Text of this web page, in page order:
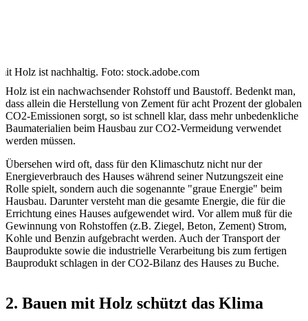
Holz ist nachhaltig. Foto: stock.adobe.com
Holz ist ein nachwachsender Rohstoff und Baustoff. Bedenkt man,
dass allein die Herstellung von Zement für acht Prozent der globalen
CO2-Emissionen sorgt, so ist schnell klar, dass mehr unbedenkliche
Baumaterialien beim Hausbau zur CO2-Vermeidung verwendet
werden müssen.
Übersehen wird oft, dass für den Klimaschutz nicht nur der
Energieverbrauch des Hauses während seiner Nutzungszeit eine
Rolle spielt, sondern auch die sogenannte "graue Energie" beim
Hausbau. Darunter versteht man die gesamte Energie, die für die
Errichtung eines Hauses aufgewendet wird. Vor allem muß für die
Gewinnung von Rohstoffen (z.B. Ziegel, Beton, Zement) Strom,
Kohle und Benzin aufgebracht werden. Auch der Transport der
Bauprodukte sowie die industrielle Verarbeitung bis zum fertigen
Bauprodukt schlagen in der CO2-Bilanz des Hauses zu Buche.
2. Bauen mit Holz schützt das Klima